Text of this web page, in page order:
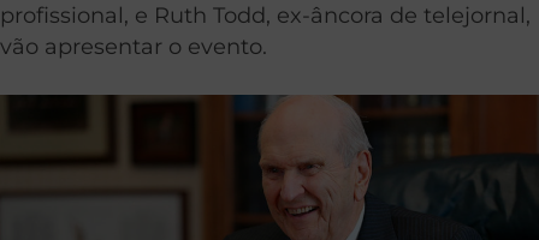
profissional, e Ruth Todd, ex-âncora de telejornal,
vão apresentar o evento.